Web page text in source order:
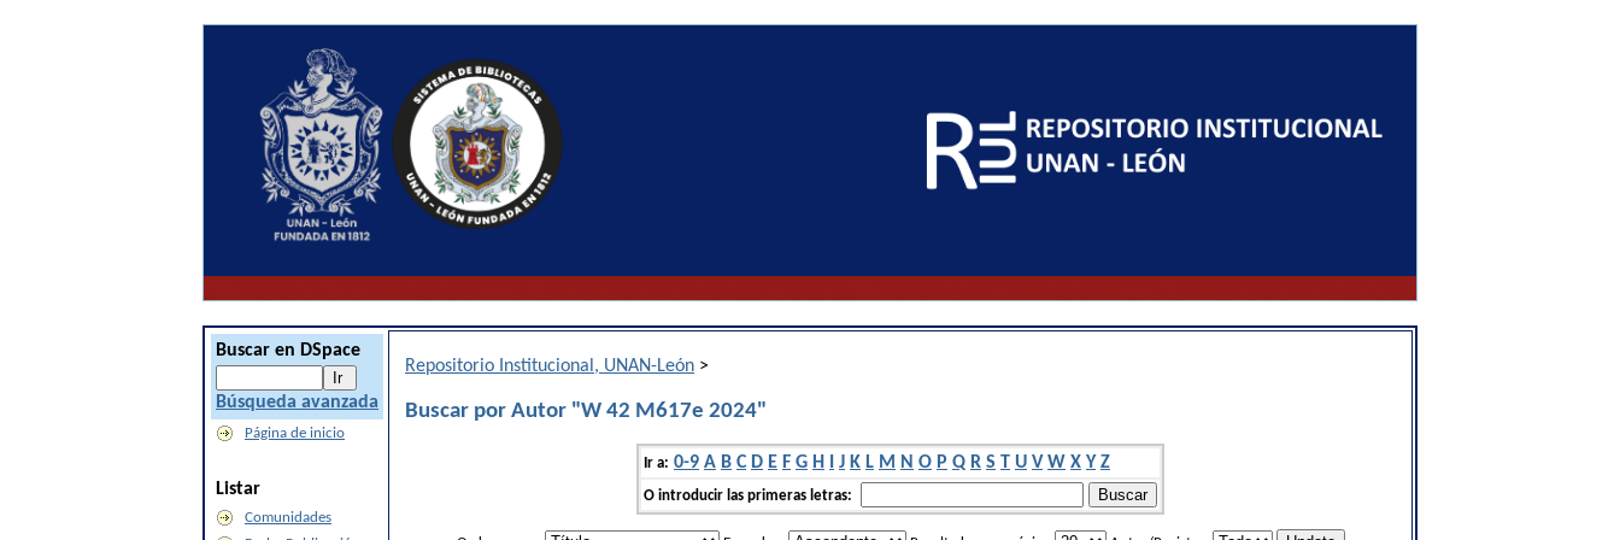
Buscar en DSpace
Búsqueda avanzada
Página de inicio
Listar
Comunidades
Repositorio Institucional, UNAN-León >
Buscar por Autor "W 42 M617e 2024"
Ir a: 0-9 A B C D E F G H I J K L M N O P Q R S T U V W X Y Z
O introducir las primeras letras: